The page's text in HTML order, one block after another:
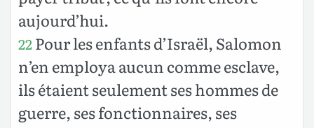
aujourd’hui.
22Pour les enfants d’Israël, Salomon
n’en employa aucun comme esclave,
ils étaient seulement ses hommes de
guerre, ses fonctionnaires, ses